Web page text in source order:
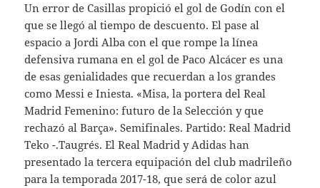
Un error de Casillas propició el gol de Godín con el
que se llegó al tiempo de descuento. El pase al
espacio a Jordi Alba con el que rompe la línea
defensiva rumana en el gol de Paco Alcácer es una
de esas genialidades que recuerdan a los grandes
como Messi e Iniesta. «Misa, la portera del Real
Madrid Femenino: futuro de la Selección y que
rechazó al Barça». Semifinales. Partido: Real Madrid
Teko -.Taugrés. El Real Madrid y Adidas han
presentado la tercera equipación del club madrileño
para la temporada 2017-18, que será de color azul